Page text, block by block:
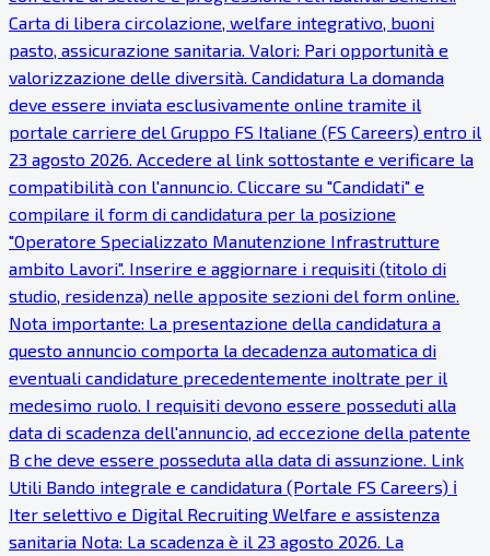
Carta di libera circolazione, welfare integrativo, buoni
pasto, assicurazione sanitaria. Valori: Pari opportunità e
valorizzazione delle diversità. Candidatura La domanda
deve essere inviata esclusivamente online tramite il
portale carriere del Gruppo FS Italiane (FS Careers) entro il
23 agosto 2026. Accedere al link sottostante e verificare la
compatibilità con l'annuncio. Cliccare su "Candidati" e
compilare il form di candidatura per la posizione
"Operatore Specializzato Manutenzione Infrastrutture
ambito Lavori". Inserire e aggiornare i requisiti (titolo di
studio, residenza) nelle apposite sezioni del form online.
Nota importante: La presentazione della candidatura a
questo annuncio comporta la decadenza automatica di
eventuali candidature precedentemente inoltrate per il
medesimo ruolo. I requisiti devono essere posseduti alla
data di scadenza dell'annuncio, ad eccezione della patente
B che deve essere posseduta alla data di assunzione. Link
Utili Bando integrale e candidatura (Portale FS Careers) ℹ
Iter selettivo e Digital Recruiting Welfare e assistenza
sanitaria Nota: La scadenza è il 23 agosto 2026. La